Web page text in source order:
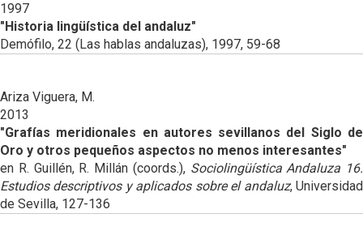
1997
"Historia lingüística del andaluz"
Demófilo, 22 (Las hablas andaluzas), 1997, 59-68
Ariza Viguera, M.
2013
"Grafías meridionales en autores sevillanos del Siglo de
Oro y otros pequeños aspectos no menos interesantes"
en R. Guillén, R. Millán (coords.), Sociolingüística Andaluza 16.
Estudios descriptivos y aplicados sobre el andaluz, Universidad
de Sevilla, 127-136